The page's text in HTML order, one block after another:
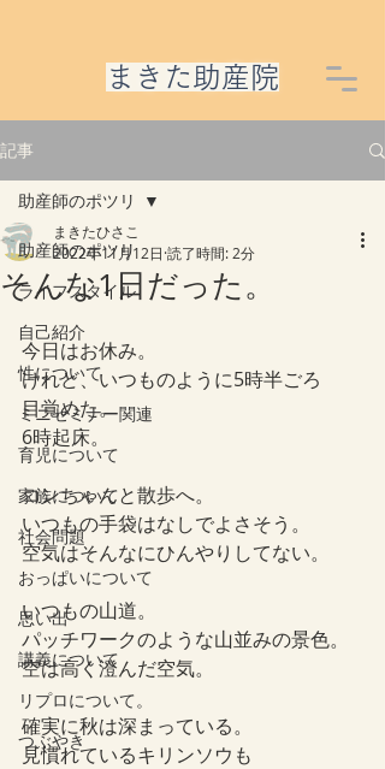
​まきた助産院
記事
助産師のポツリ
ライフスタイル
自己紹介
性について
ミニセミナー関連
育児について
家族について
社会問題
おっぱいについて
思い出
講義について
リプロについて。
つぶやき
助産師のポツリ
そんな1日だった。
まきたひさこ
2022年11月12日 読了時間: 2分
今日はお休み。
けれど、いつものように5時半ごろ
目覚めた。
6時起床。
コンちゃんと散歩へ。
いつもの手袋はなしでよさそう。
空気はそんなにひんやりしてない。
いつもの山道。
パッチワークのような山並みの景色。
空は高く澄んだ空気。
確実に秋は深まっている。
見慣れているキリンソウも